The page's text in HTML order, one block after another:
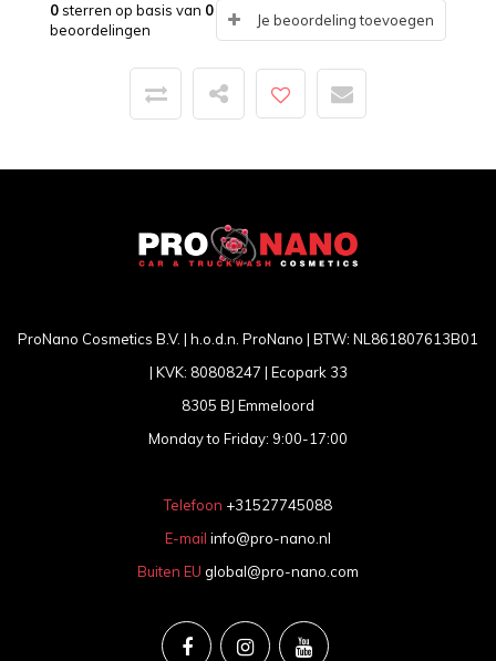
0sterren op basis van 0
beoordelingen
Je beoordeling toevoegen
ProNano Cosmetics B.V. | h.o.d.n. ProNano | BTW: NL861807613B01
| KVK: 80808247 | Ecopark 33
8305 BJ Emmeloord
Monday to Friday: 9:00-17:00
Telefoon +31527745088
E-mail info@pro-nano.nl
Buiten EU global@pro-nano.com